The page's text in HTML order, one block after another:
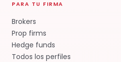
PARA TU FIRMA
Brokers
Prop firms
Hedge funds
Todos los perfiles